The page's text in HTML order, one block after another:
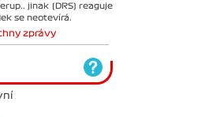
jinak (DRS) reaguje
se neotevírá.
zprávy